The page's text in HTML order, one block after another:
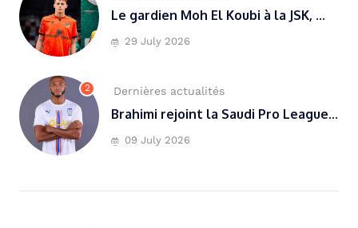
Le gardien Moh El Koubi à la JSK, ...
29 July 2026
2 Dernières actualités
Brahimi rejoint la Saudi Pro League...
09 July 2026